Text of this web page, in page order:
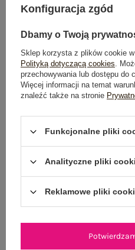
GŁÓWNE PARAMETRY
WYSYŁKA I DOSTAWA
ZWROTY I REKLAMACJE
OSTATNIO
Konfiguracja zgód
Dbamy o Twoją
Sklep korzysta z plików cookie
Polityką dotyczącą cookies.
przechowywania lub dostępu do
Więcej informacji na temat
znaleźć także na stronie
Funkcjonalne pliki
Analityczne pliki
Reklamowe pliki